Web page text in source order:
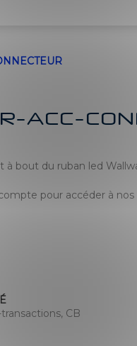
ACC-
bout du ruban led
pour accéder à
CB